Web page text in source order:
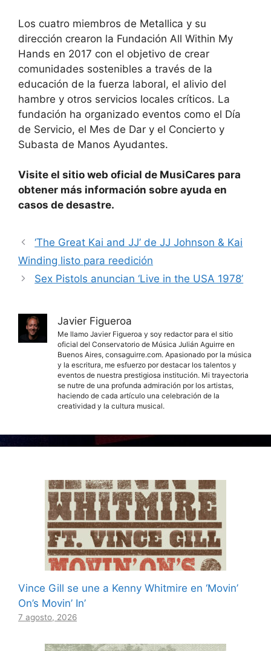
Los cuatro miembros de Metallica y su
dirección crearon la Fundación All Within My
Hands en 2017 con el objetivo de crear
comunidades sostenibles a través de la
educación de la fuerza laboral, el alivio del
hambre y otros servicios locales críticos. La
fundación ha organizado eventos como el Día
de Servicio, el Mes de Dar y el Concierto y
Subasta de Manos Ayudantes.
Visite el sitio web oficial de MusiCares para
obtener más información sobre ayuda en
casos de desastre.
‘The Great Kai and JJ’ de JJ Johnson & Kai
Winding listo para reedición
Sex Pistols anuncian ‘Live in the USA 1978’
Javier Figueroa
Me llamo Javier Figueroa y soy redactor para el sitio
oficial del Conservatorio de Música Julián Aguirre en
Buenos Aires, consaguirre.com. Apasionado por la música
y la escritura, me esfuerzo por destacar los talentos y
eventos de nuestra prestigiosa institución. Mi trayectoria
se nutre de una profunda admiración por los artistas,
haciendo de cada artículo una celebración de la
creatividad y la cultura musical.
Vince Gill se une a Kenny Whitmire en ‘Movin’
On’s Movin’ In’
7 agosto, 2026